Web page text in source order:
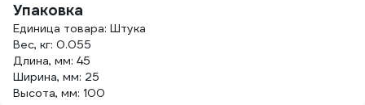
Упаковка
Единица товара: Штука
Вес, кг: 0.055
Длина, мм: 45
Ширина, мм: 25
Высота, мм: 100